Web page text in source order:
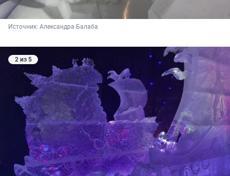
Источник: Александра Балаба
2 из 5